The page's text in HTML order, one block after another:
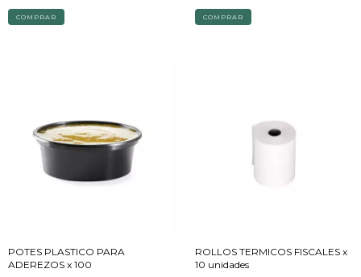
COMPRAR
POTES PLASTICO PARA
ADEREZOS x 100
ROLLOS TERMICOS FISCALES x
10 unidades